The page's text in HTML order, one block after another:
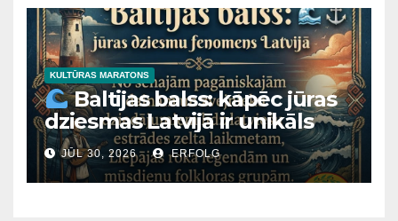
Mārtiņa Lutera baznīcai
Daugavpilī un Latvijas
Nacionālā mākslas muzeja
ēkai Rīgā ir viens un tas pats
“arhitektoniskais tēvs”?
KULTŪRAS MARATONS
Baltijas balss: kāpēc jūras
dziesmas Latvijā ir unikāls
fenomens?
JŪL 30, 2026 ERFOLG